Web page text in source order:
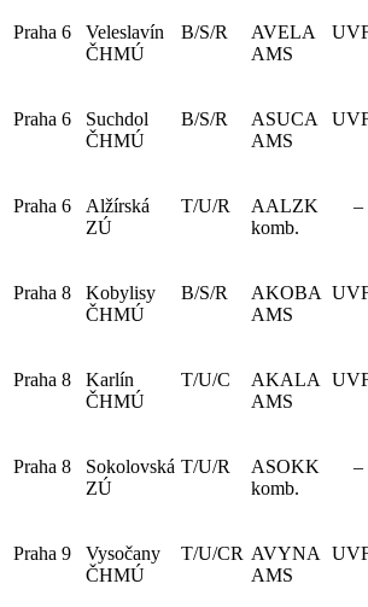
Praha 6
Veleslavín
ČHMÚ
B/S/R
AVELA
AMS
Praha 6
Suchdol
ČHMÚ
B/S/R
ASUCA
AMS
Praha 6
Alžírská
ZÚ
T/U/R
AALZK
komb.
–
Praha 8
Kobylisy
ČHMÚ
B/S/R
AKOBA
AMS
Praha 8
Karlín
ČHMÚ
T/U/C
AKALA
AMS
Praha 8
Sokolovská
ZÚ
T/U/R
ASOKK
komb.
–
Praha 9
Vysočany
ČHMÚ
T/U/CR AVYNA
AMS